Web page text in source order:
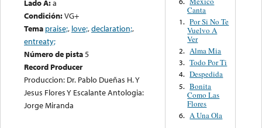
Lado A:a
Condición:VG+
Tema praise;, love;,declaration;,
entreaty;
Número de pista5
Record Producer
Produccion: Dr. Pablo Dueñas H. Y
Jesus Flores Y Escalante Antologia:
Jorge Miranda
Canta
1. Por Si No Te
Vuelvo A
Ver
2. Alma Mia
3. Todo Por Ti
4. Despedida
5. Bonita
Como Las
Flores
6. A Una Ola